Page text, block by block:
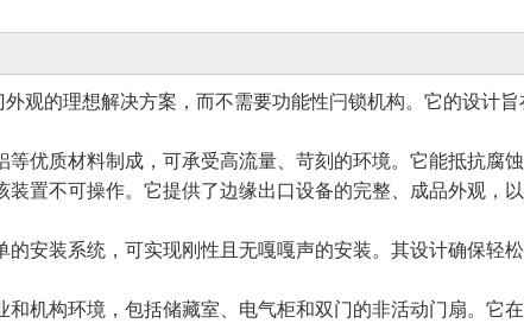
观的理想解决方案，而不需要功能性闩锁机构。它的设计
优质材料制成，可承受高流量、苛刻的环境。它能抵抗腐
装置不可操作。它提供了边缘出口设备的完整、成品外观，
的安装系统，可实现刚性且无嘎嘎声的安装。其设计确保轻
和机构环境，包括储藏室、电气柜和双门的非活动门扇。它